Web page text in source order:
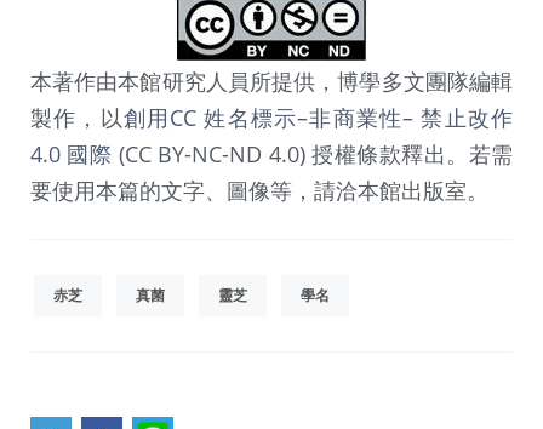
本著作由本館研究人員所提供，博學多文團隊編輯
製作，以創用CC 姓名標示–非商業性– 禁止改作
4.0 國際 (CC BY-NC-ND 4.0) 授權條款釋出。若需
要使用本篇的文字、圖像等，請洽本館出版室。
赤芝 真菌 靈芝 學名